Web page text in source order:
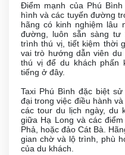
Điểm mạnh của Phú
hình và các tuyến đường
hãng có kinh nghiệm lâu
đường, luôn sẵn sàng tư
trình thú vị, tiết kiệm thời
vai trò hướng dẫn viên du
thú vị để du khách phấn
tiếng ở đây.
Taxi Phú Bình đặc biệt
đại trong việc điều hành
các tour du lịch ngày, du
giữa Hạ Long và các
Phả, hoặc đảo Cát Bà.
gian chờ và lộ trình, phù
của du khách.